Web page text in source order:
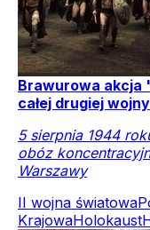
Brawurowa akcja
całej drugiej wojny
5 sierpnia 1944
obóz
Warszawy
II wojna światowa
KrajowaHolokaust